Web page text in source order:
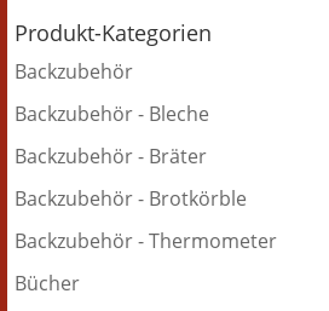
Produkt-Kategorien
Backzubehör
Backzubehör - Bleche
Backzubehör - Bräter
Backzubehör - Brotkörble
Backzubehör - Thermometer
Bücher